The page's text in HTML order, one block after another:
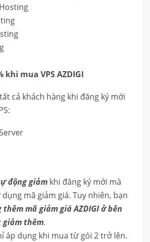
khi mua VPS AZDIGI
cả khách hàng khi đăng ký mới
động giảm khi đăng ký mới mà
mã giảm giá. Tuy nhiên, bạn
thêm mã giảm giá AZDIGI ở bên
giảm thêm.
áp dụng khi mua từ gói 2 trở lên.